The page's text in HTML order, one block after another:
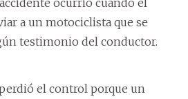
a un motociclista que se
testimonio del conductor.
el control porque un